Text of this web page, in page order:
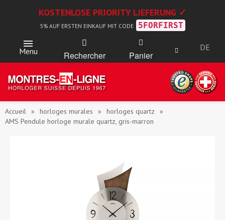
KOSTENLOSE PRIORITY LIEFERUNG ✓
5% AUF ERSTEN EINKAUF MIT CODE 5FORFIRST
Menu Rechercher Panier
DE
Accueil horloges murales
horloges quartz
AMS Pendule horloge murale quartz, gris-marron